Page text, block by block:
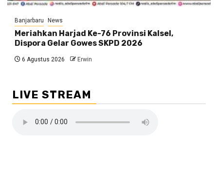
Banjarbaru News
Meriahkan Harjad Ke-76 Provinsi Kalsel,
Dispora Gelar Gowes SKPD 2026
6 Agustus 2026 Erwin
LIVE STREAM